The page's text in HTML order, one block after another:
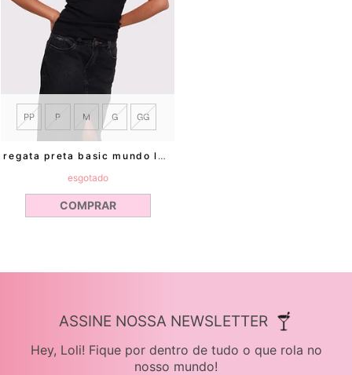
regata preta basic mundo lolita
PP P M G GG
esgotado
COMPRAR
ASSINE NOSSA NEWSLETTER
Hey, Loli! Fique por dentro de tudo o que rola no
nosso mundo!